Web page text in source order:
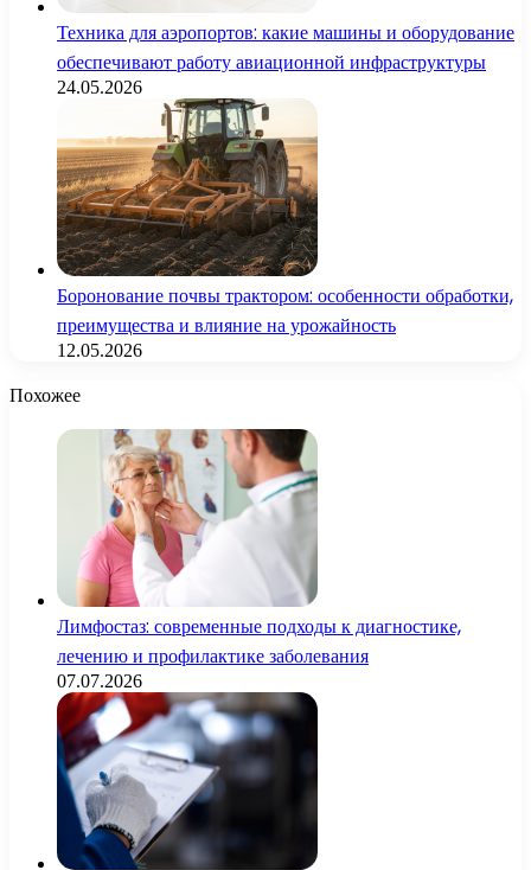
Техника для аэропортов: какие машины и оборудование
обеспечивают работу авиационной инфраструктуры
24.05.2026
Боронование почвы трактором: особенности обработки,
преимущества и влияние на урожайность
12.05.2026
Похожее
Лимфостаз: современные подходы к диагностике,
лечению и профилактике заболевания
07.07.2026